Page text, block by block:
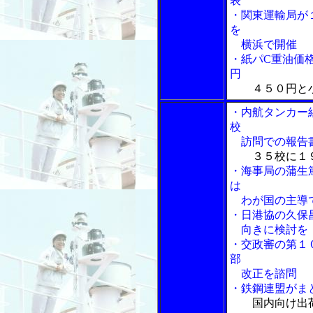
・関東運輸局
を
横浜で開催
・紙パC重油価
円
４５０円と
・内航タンカ
校
訪問での報告
３５校に
・海事局の蒲
は
わが国の主導
・日港協の久
向きに検討を
・交政審の第
部
改正を諮問
・鉄鋼連盟が
国内向け出